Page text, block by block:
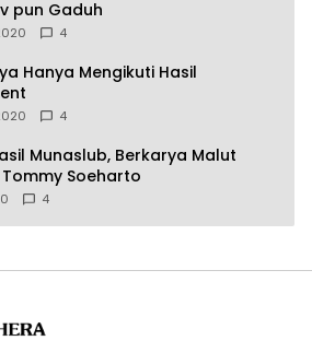
pun Gaduh
4
Hanya Mengikuti Hasil
4
Munaslub, Berkarya Malut
Soeharto
4